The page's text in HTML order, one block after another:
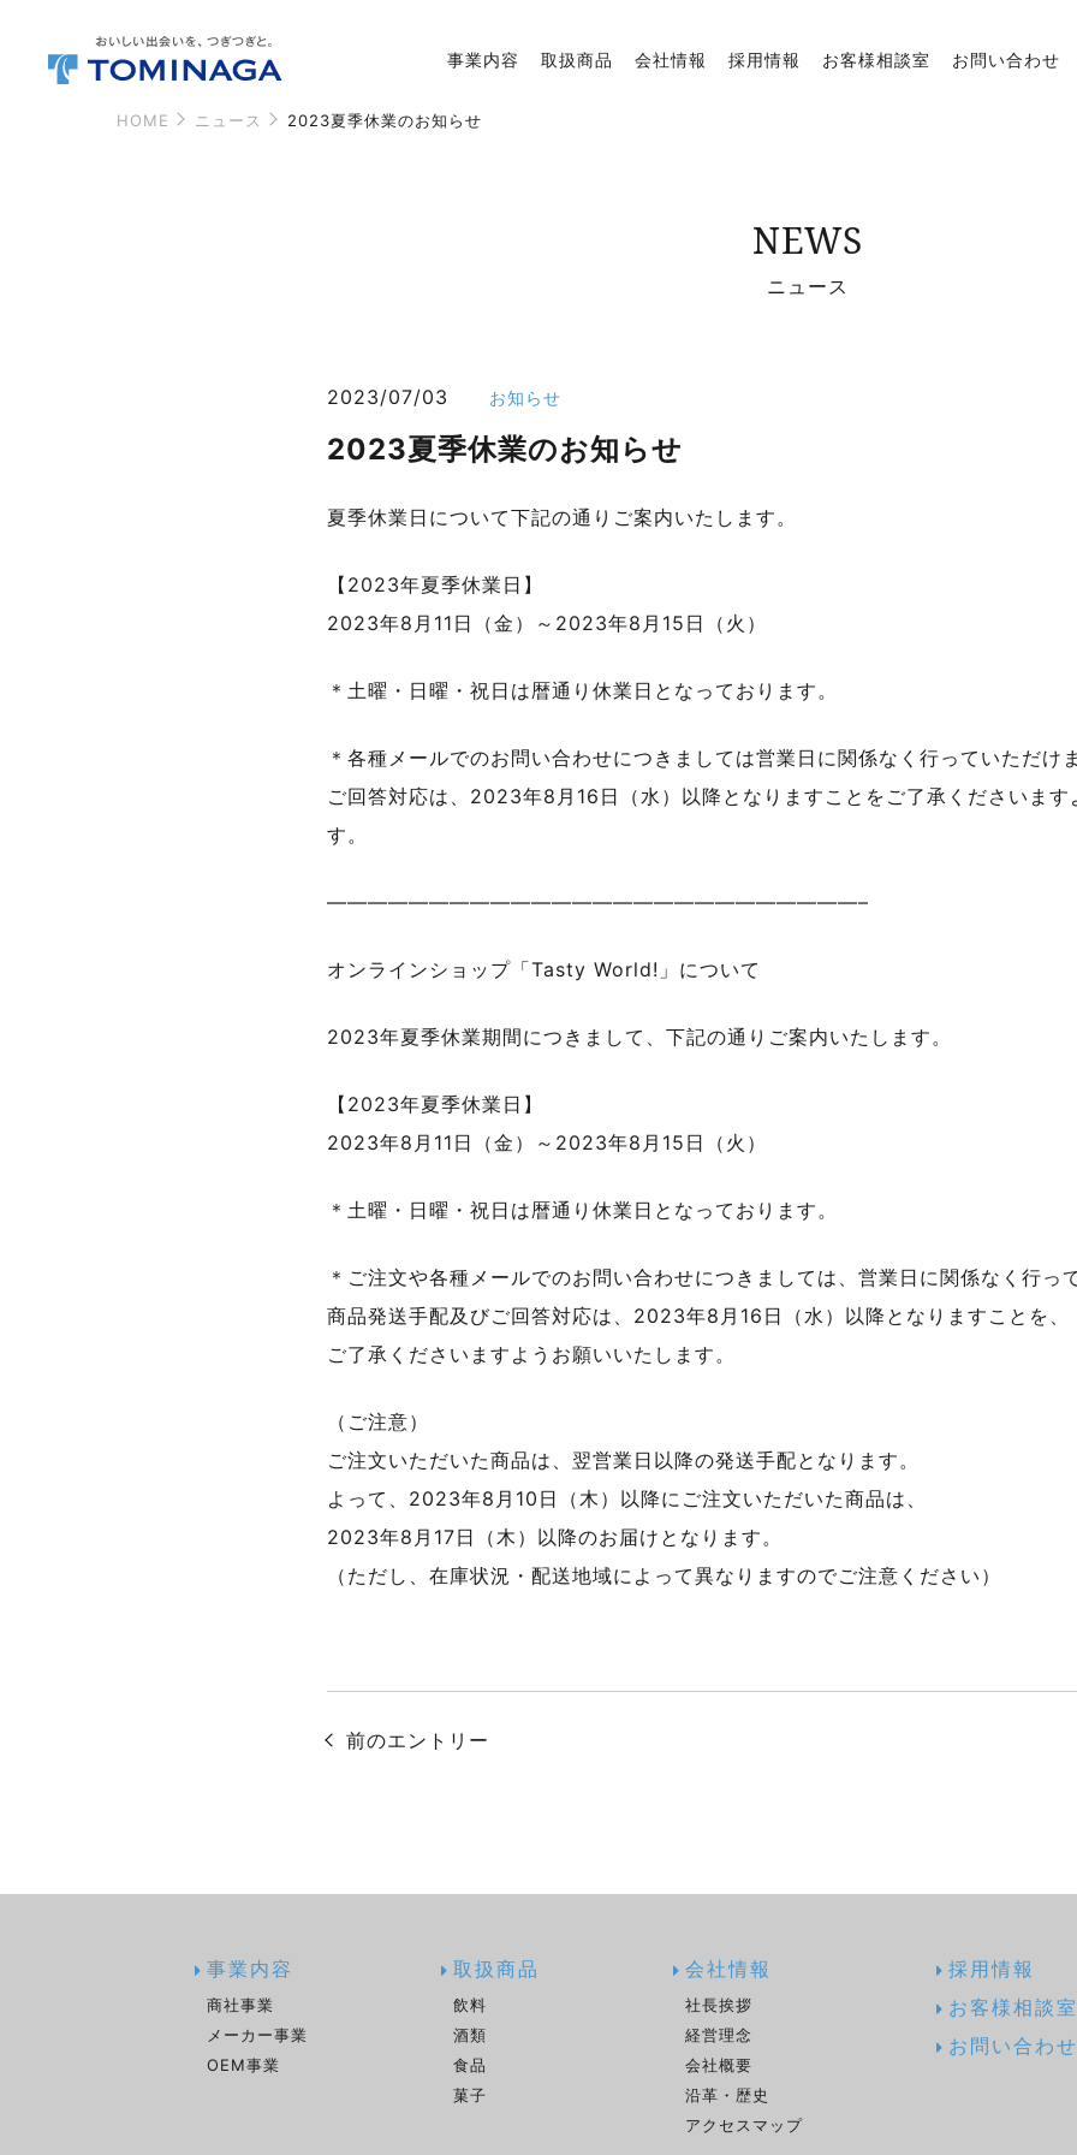
事業内容 取扱商品 会社情報 採用情報 お客様相談室 お問い合わせ
HOME ニュース 2023夏季休業のお知らせ
NEWS
ニュース
2023/07/03 お知らせ
2023夏季休業のお知らせ
夏季休業日について下記の通りご案内いたします。
【2023年夏季休業日】
2023年8月11日（金）～2023年8月15日（火）
＊土曜・日曜・祝日は暦通り休業日となっております。
＊各種メールでのお問い合わせにつきましては営業日に関係なく行っていただけ
ご回答対応は、2023年8月16日（水）以降となりますことをご了承くださいます
す。
——————————————————————————–
オンラインショップ「Tasty World!」について
2023年夏季休業期間につきまして、下記の通りご案内いたします。
【2023年夏季休業日】
2023年8月11日（金）～2023年8月15日（火）
＊土曜・日曜・祝日は暦通り休業日となっております。
＊ご注文や各種メールでのお問い合わせにつきましては、営業日に関係なく行っ
商品発送手配及びご回答対応は、2023年8月16日（水）以降となりますことを、
ご了承くださいますようお願いいたします。
（ご注意）
ご注文いただいた商品は、翌営業日以降の発送手配となります。
よって、2023年8月10日（木）以降にご注文いただいた商品は、
2023年8月17日（木）以降のお届けとなります。
（ただし、在庫状況・配送地域によって異なりますのでご注意ください）
前のエントリー
事業内容
商社事業
メーカー事業
OEM事業
取扱商品
飲料
酒類
食品
菓子
会社情報
社長挨拶
経営理念
会社概要
沿革・歴史
アクセスマップ
採用情報
お客様相談室
お問い合わせ